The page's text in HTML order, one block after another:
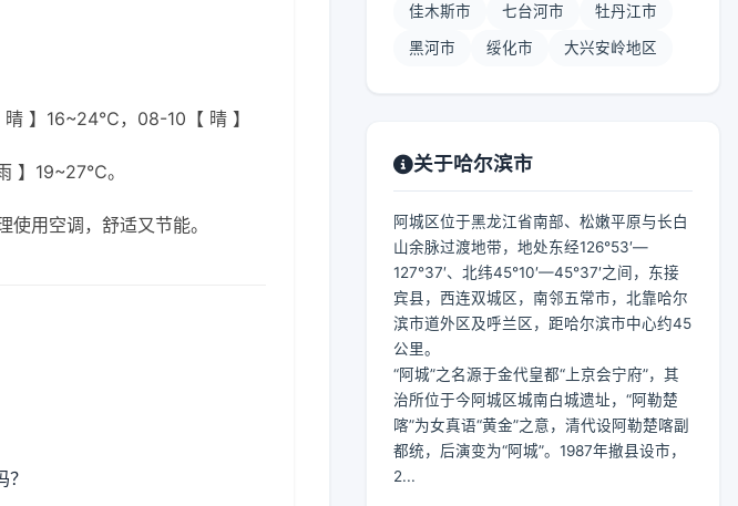
】16~24℃，08-10【 晴 】
】19~27℃。
用空调，舒适又节能。
佳木斯市 七台河市 牡丹江市
黑河市 绥化市 大兴安岭地区
关于哈尔滨市
阿城区位于黑龙江省南部、松嫩平原与长白
山余脉过渡地带，地处东经126°53′—
127°37′、北纬45°10′—45°37′之间，东接
宾县，西连双城区，南邻五常市，北靠哈尔
滨市道外区及呼兰区，距哈尔滨市中心约45
公里。
“阿城”之名源于金代皇都“上京会宁府”，其
治所位于今阿城区城南白城遗址，“阿勒楚
喀”为女真语“黄金”之意，清代设阿勒楚喀副
都统，后演变为“阿城”。1987年撤县设市，
2...